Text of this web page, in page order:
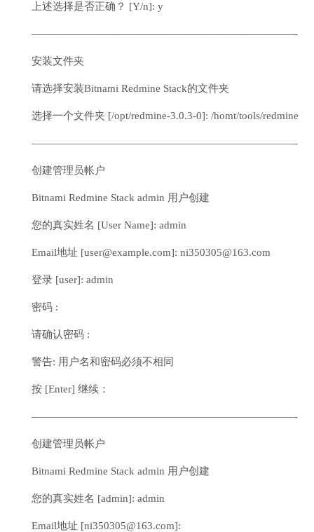
上述选择是否正确？ [Y/n]: y
—————————————————————————-
安装文件夹
请选择安装Bitnami Redmine Stack的文件夹
选择一个文件夹 [/opt/redmine-3.0.3-0]: /homt/tools/redmine
—————————————————————————-
创建管理员帐户
Bitnami Redmine Stack admin 用户创建
您的真实姓名 [User Name]: admin
Email地址 [user@example.com]: ni350305@163.com
登录 [user]: admin
密码 :
请确认密码 :
警告: 用户名和密码必须不相同
按 [Enter] 继续：
—————————————————————————-
创建管理员帐户
Bitnami Redmine Stack admin 用户创建
您的真实姓名 [admin]: admin
Email地址 [ni350305@163.com]: